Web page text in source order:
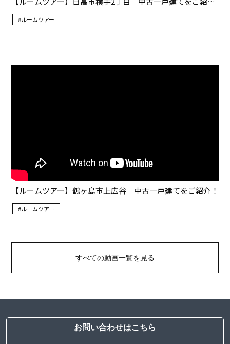
すべての動画一覧を見る
お問い合わせはこちら